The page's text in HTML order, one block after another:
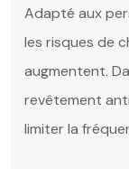
Adapté aux
les risques de
augmentent.
revêtement
limiter la